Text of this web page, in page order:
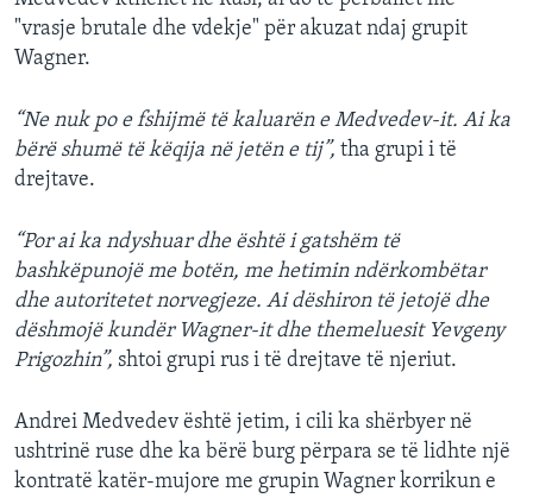
"vrasje brutale dhe vdekje" për akuzat ndaj grupit
Wagner.
“Ne nuk po e fshijmë të kaluarën e Medvedev-it. Ai ka
bërë shumë të këqija në jetën e tij”, tha grupi i të
drejtave.
“Por ai ka ndyshuar dhe është i gatshëm të
bashkëpunojë me botën, me hetimin ndërkombëtar
dhe autoritetet norvegjeze. Ai dëshiron të jetojë dhe
dëshmojë kundër Wagner-it dhe themeluesit Yevgeny
Prigozhin”, shtoi grupi rus i të drejtave të njeriut.
Andrei Medvedev është jetim, i cili ka shërbyer në
ushtrinë ruse dhe ka bërë burg përpara se të lidhte një
kontratë katër-mujore me grupin Wagner korrikun e